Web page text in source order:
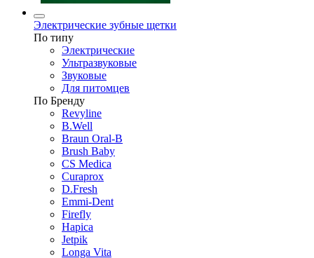
Электрические зубные щетки
По типу
Электрические
Ультразвуковые
Звуковые
Для питомцев
По Бренду
Revyline
B.Well
Braun Oral-B
Brush Baby
CS Medica
Curaprox
D.Fresh
Emmi-Dent
Firefly
Hapica
Jetpik
Longa Vita